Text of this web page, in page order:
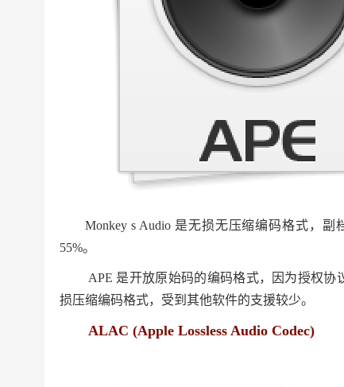
Monkey s Audio 是无损无压缩编码格式，
55%。
APE 是开放原始码的编码格式，因为授权协
损压缩编码格式，受到其他软件的支援较少。
ALAC (Apple Lossless Audio Codec)